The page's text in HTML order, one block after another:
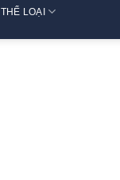
THỂ LOẠI